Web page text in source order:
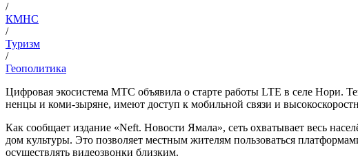
/
КМНС
/
Туризм
/
Геополитика
Цифровая экосистема МТС объявила о старте работы LTE в селе Нори.
ненцы и коми-зыряне, имеют доступ к мобильной связи и
Как сообщает издание «Neft. Новости Ямала», сеть охватывает весь
дом культуры. Это позволяет местным жителям пользоваться
осуществлять видеозвонки близким.